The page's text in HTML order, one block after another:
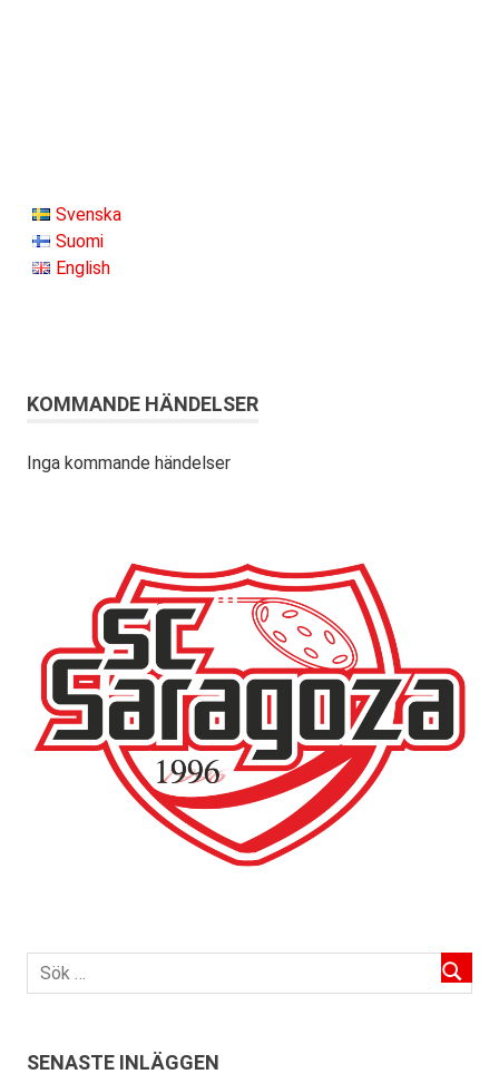
Svenska
Suomi
English
KOMMANDE HÄNDELSER
Inga kommande händelser
SENASTE INLÄGGEN